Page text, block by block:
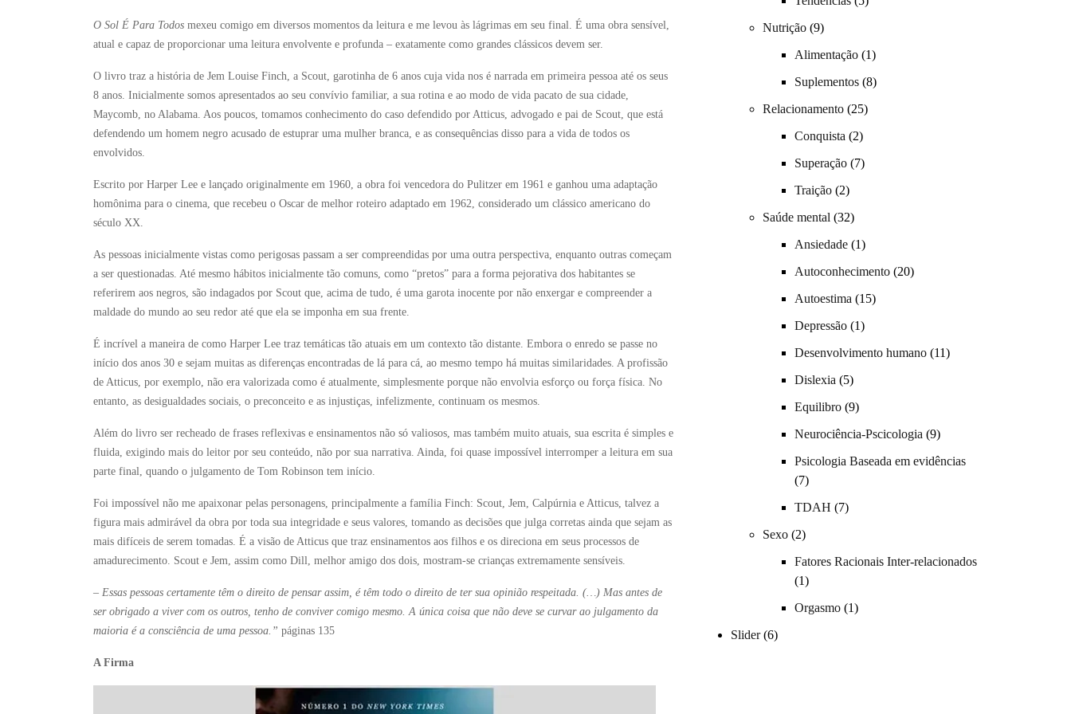
O Sol É Para Todos mexeu comigo em diversos momentos da leitura e me levou às lágrimas em seu final. É uma obra sensível,
atual e capaz de proporcionar uma leitura envolvente e profunda – exatamente como grandes clássicos devem ser.
O livro traz a história de Jem Louise Finch, a Scout, garotinha de 6 anos cuja vida nos é narrada em primeira pessoa até os seus
8 anos. Inicialmente somos apresentados ao seu convívio familiar, a sua rotina e ao modo de vida pacato de sua cidade,
Maycomb, no Alabama. Aos poucos, tomamos conhecimento do caso defendido por Atticus, advogado e pai de Scout, que está
defendendo um homem negro acusado de estuprar uma mulher branca, e as consequências disso para a vida de todos os
envolvidos.
Escrito por Harper Lee e lançado originalmente em 1960, a obra foi vencedora do Pulitzer em 1961 e ganhou uma adaptação
homônima para o cinema, que recebeu o Oscar de melhor roteiro adaptado em 1962, considerado um clássico americano do
século XX.
As pessoas inicialmente vistas como perigosas passam a ser compreendidas por uma outra perspectiva, enquanto outras começam
a ser questionadas. Até mesmo hábitos inicialmente tão comuns, como “pretos” para a forma pejorativa dos habitantes se
referirem aos negros, são indagados por Scout que, acima de tudo, é uma garota inocente por não enxergar e compreender a
maldade do mundo ao seu redor até que ela se imponha em sua frente.
É incrível a maneira de como Harper Lee traz temáticas tão atuais em um contexto tão distante. Embora o enredo se passe no
início dos anos 30 e sejam muitas as diferenças encontradas de lá para cá, ao mesmo tempo há muitas similaridades. A profissão
de Atticus, por exemplo, não era valorizada como é atualmente, simplesmente porque não envolvia esforço ou força física. No
entanto, as desigualdades sociais, o preconceito e as injustiças, infelizmente, continuam os mesmos.
Além do livro ser recheado de frases reflexivas e ensinamentos não só valiosos, mas também muito atuais, sua escrita é simples e
fluida, exigindo mais do leitor por seu conteúdo, não por sua narrativa. Ainda, foi quase impossível interromper a leitura em sua
parte final, quando o julgamento de Tom Robinson tem início.
Foi impossível não me apaixonar pelas personagens, principalmente a família Finch: Scout, Jem, Calpúrnia e Atticus, talvez a
figura mais admirável da obra por toda sua integridade e seus valores, tomando as decisões que julga corretas ainda que sejam as
mais difíceis de serem tomadas. É a visão de Atticus que traz ensinamentos aos filhos e os direciona em seus processos de
amadurecimento. Scout e Jem, assim como Dill, melhor amigo dos dois, mostram-se crianças extremamente sensíveis.
– Essas pessoas certamente têm o direito de pensar assim, é têm todo o direito de ter sua opinião respeitada. (…) Mas antes de
ser obrigado a viver com os outros, tenho de conviver comigo mesmo. A única coisa que não deve se curvar ao julgamento da
maioria é a consciência de uma pessoa.” páginas 135
A Firma
Nutrição (9)
Alimentação (1)
Suplementos (8)
Relacionamento (25)
Conquista (2)
Superação (7)
Traição (2)
Saúde mental (32)
Ansiedade (1)
Autoconhecimento (20)
Autoestima (15)
Depressão (1)
Desenvolvimento humano (11)
Dislexia (5)
Equilibro (9)
Neurociência-Pscicologia (9)
Psicologia Baseada em evidências
(7)
TDAH (7)
Sexo (2)
Fatores Racionais Inter-relacionados
(1)
Orgasmo (1)
Slider(6)